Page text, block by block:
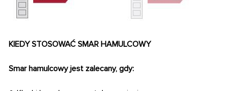
KIEDY STOSOWAĆ SMAR HAMULCOWY
Smar hamulcowy jest zalecany, gdy: